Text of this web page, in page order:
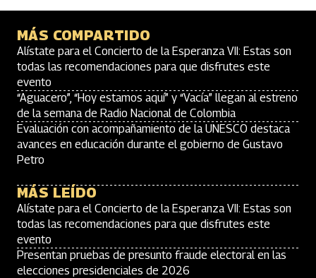
MÁS COMPARTIDO
Alístate para el Concierto de la Esperanza VII: Estas son
todas las recomendaciones para que disfrutes este
evento
“Aguacero”, “Hoy estamos aquí” y “Vacía” llegan al estreno
de la semana de Radio Nacional de Colombia
Evaluación con acompañamiento de la UNESCO destaca
avances en educación durante el gobierno de Gustavo
Petro
MÁS LEÍDO
Alístate para el Concierto de la Esperanza VII: Estas son
todas las recomendaciones para que disfrutes este
evento
Presentan pruebas de presunto fraude electoral en las
elecciones presidenciales de 2026